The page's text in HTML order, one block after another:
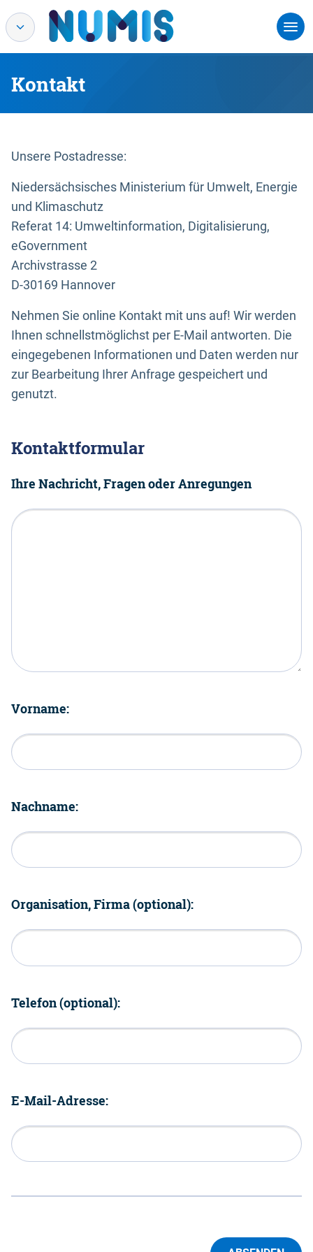
Kontakt
Unsere Postadresse:
Niedersächsisches Ministerium für Umwelt, Energie
und Klimaschutz
Referat 14: Umweltinformation, Digitalisierung,
eGovernment
Archivstrasse 2
D-30169 Hannover
Nehmen Sie online Kontakt mit uns auf! Wir werden
Ihnen schnellstmöglichst per E-Mail antworten. Die
eingegebenen Informationen und Daten werden nur
zur Bearbeitung Ihrer Anfrage gespeichert und
genutzt.
Kontaktformular
Ihre Nachricht, Fragen oder Anregungen
Vorname:
Nachname:
Organisation, Firma (optional):
Telefon (optional):
E-Mail-Adresse: